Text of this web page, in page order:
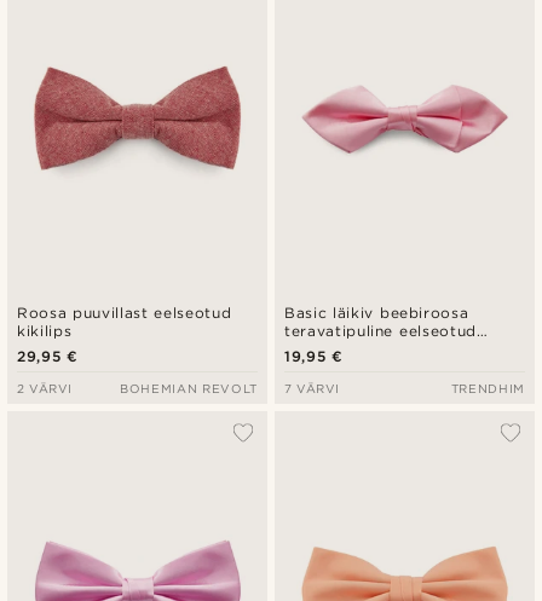
Roosa puuvillast eelseotud
kikilips
29,95 €
2 VÄRVI BOHEMIAN REVOLT
Basic läikiv beebiroosa
teravatipuline eelseotud
kikilips
19,95 €
7 VÄRVI TRENDHIM